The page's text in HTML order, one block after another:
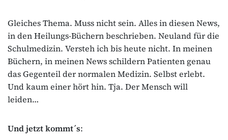
Gleiches Thema. Muss nicht sein. Alles in diesen News,
in den Heilungs-Büchern beschrieben. Neuland für die
Schulmedizin. Versteh ich bis heute nicht. In meinen
Büchern, in meinen News schildern Patienten genau
das Gegenteil der normalen Medizin. Selbst erlebt.
Und kaum einer hört hin. Tja. Der Mensch will
leiden…
Und jetzt kommt´s: